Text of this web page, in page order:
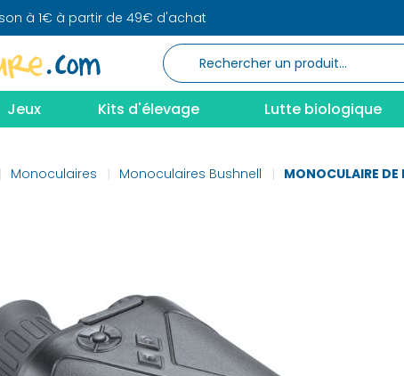
à 1€ à partir de 49€ d'achat
Jeux Kits d'élevage Lutte biologique
Monoculaires Monoculaires Bushnell MONOCULAIRE